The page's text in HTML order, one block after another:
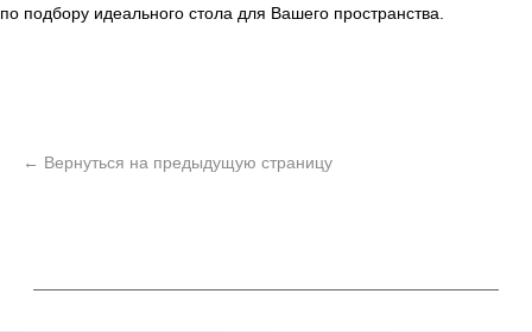
по подбору идеального стола для Вашего пространства.